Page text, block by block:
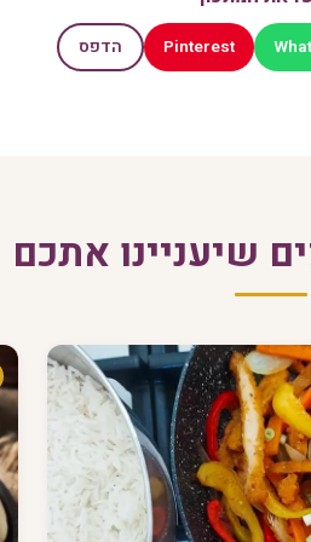
Pinterest הדפס
שיעניינו אתכם